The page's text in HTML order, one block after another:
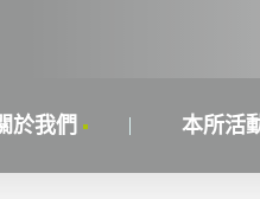
於我們 本所活